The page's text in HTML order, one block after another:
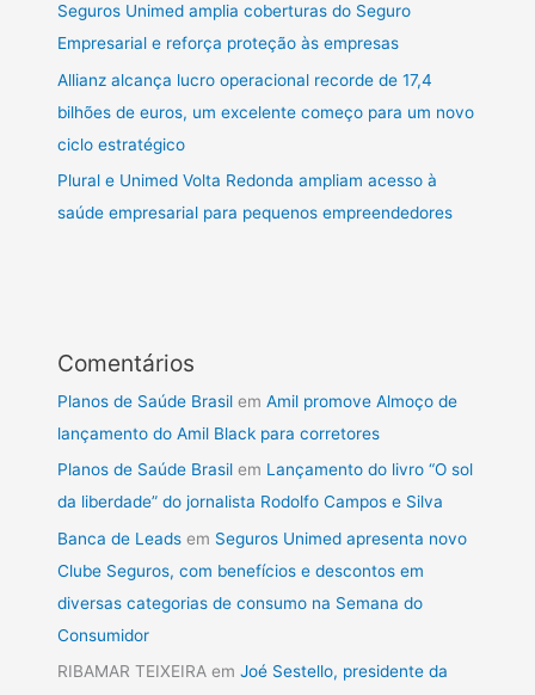
Seguros Unimed amplia coberturas do Seguro
Empresarial e reforça proteção às empresas
Allianz alcança lucro operacional recorde de 17,4
bilhões de euros, um excelente começo para um novo
ciclo estratégico
Plural e Unimed Volta Redonda ampliam acesso à
saúde empresarial para pequenos empreendedores
Comentários
Planos de Saúde Brasil emAmil promove Almoço de
lançamento do Amil Black para corretores
Planos de Saúde Brasil em Lançamento do livro “O sol
da liberdade” do jornalista Rodolfo Campos e Silva
Banca de Leads em Seguros Unimed apresenta novo
Clube Seguros, com benefícios e descontos em
diversas categorias de consumo na Semana do
Consumidor
RIBAMAR TEIXEIRA emJoé Sestello, presidente da